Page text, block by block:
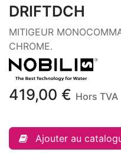
DRIFTDCH
MITIGEUR
CHROME.
419,00 € Hors TVA
Ajouter au